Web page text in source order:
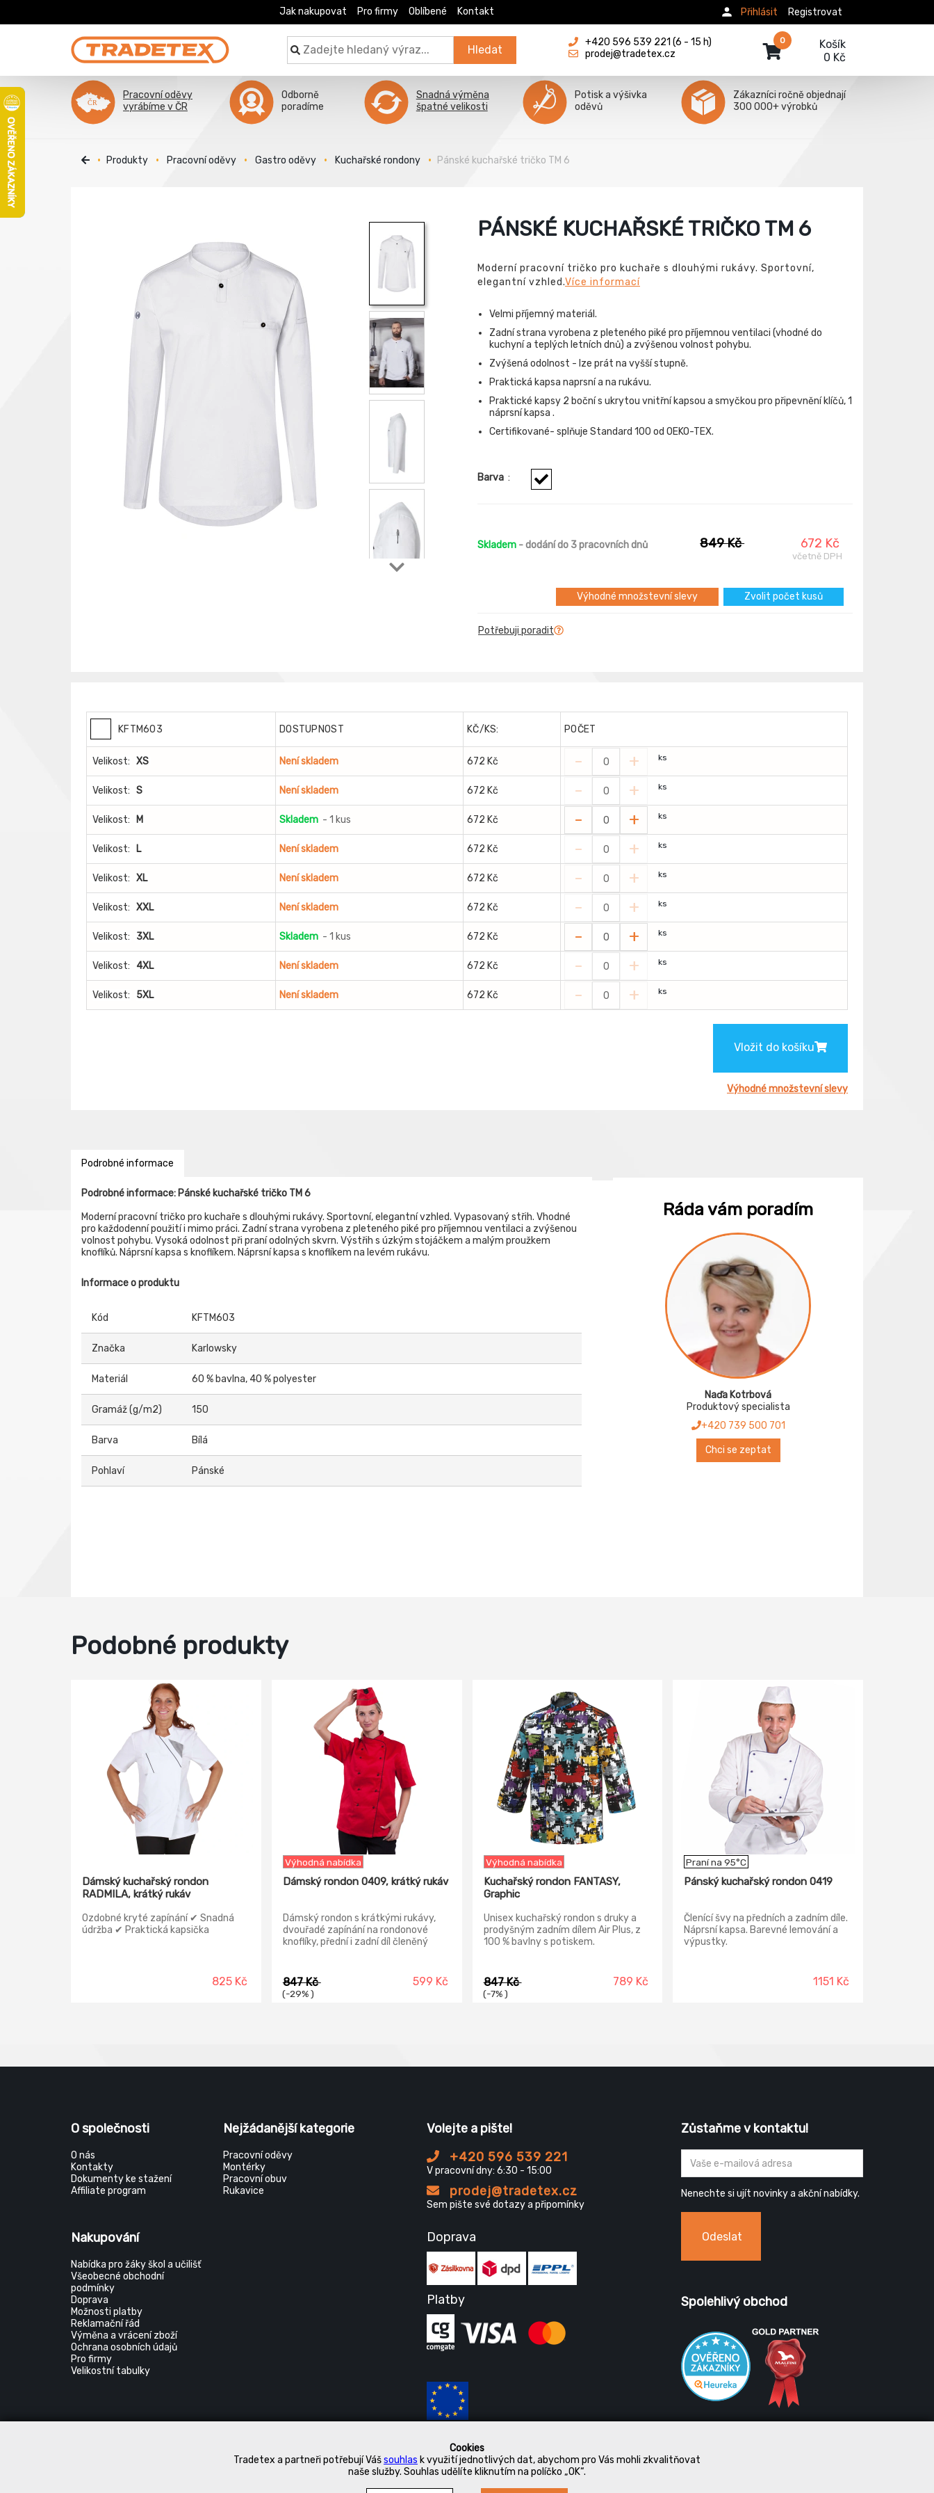
Cookies
Tradetex a partneři potřebují Vášsouhlas k využití jednotlivých dat, abychom pro Vás mohli zkvalitňovat
naše služby. Souhlas udělíte kliknutím na políčko „OK“.
Jak nakupovat Pro firmy Oblíbené Kontakt Registrovat
Přihlásit
Hledat
+420 596 539 221 (6 - 15 h)
prodej@tradetex.cz
Košík
0 Kč
0
Pracovní oděvy
vyrábíme v ČR
Odborně
poradíme
Snadná výměna
špatné velikosti
Potisk a výšivka
oděvů
Zákazníci ročně objednají
300 000+ výrobků
Produkty Pracovní oděvy Gastro oděvy Kuchařské rondony Pánské kuchařské tričko TM 6
PÁNSKÉ KUCHAŘSKÉ TRIČKO TM 6
Moderní pracovní tričko pro kuchaře s dlouhými rukávy. Sportovní,
elegantní vzhled.Více informací
Velmi příjemný materiál.
Zadní strana vyrobena z pleteného piké pro příjemnou ventilaci (vhodné do
kuchyní a teplých letních dnů) a zvýšenou volnost pohybu.
Zvýšená odolnost - lze prát na vyšší stupně.
Praktická kapsa naprsní a na rukávu.
Praktické kapsy 2 boční s ukrytou vnitřní kapsou a smyčkou pro připevnění klíčů, 1
náprsní kapsa .
Certifikované- splňuje Standard 100 od OEKO-TEX.
Barva :
Skladem - dodání do 3 pracovních dnů 849 Kč 672 Kč
včetně DPH
Výhodné množstevní slevy Zvolit počet kusů
Potřebuji poradit
KFTM603 DOSTUPNOST KČ/KS: POČET
Velikost: XS Není skladem 672 Kč - + ks
Velikost: S Není skladem 672 Kč - + ks
Velikost: M Skladem - 1 kus 672 Kč - + ks
Velikost: L Není skladem 672 Kč - + ks
Velikost: XL Není skladem 672 Kč - + ks
Velikost: XXL Není skladem 672 Kč - + ks
Velikost: 3XL Skladem - 1 kus 672 Kč - + ks
Velikost: 4XL Není skladem 672 Kč - + ks
Velikost: 5XL Není skladem 672 Kč - + ks
Vložit do košíku
Výhodné množstevní slevy
Podrobné informace
Podrobné informace: Pánské kuchařské tričko TM 6
Moderní pracovní tričko pro kuchaře s dlouhými rukávy. Sportovní, elegantní vzhled. Vypasovaný střih. Vhodné
pro každodenní použití i mimo práci. Zadní strana vyrobena z pleteného piké pro příjemnou ventilaci a zvýšenou
volnost pohybu. Vysoká odolnost při praní odolných skvrn. Výstřih s úzkým stojáčkem a malým proužkem
knoflíků. Náprsní kapsa s knoflíkem. Náprsní kapsa s knoflíkem na levém rukávu.
Informace o produktu
Kód KFTM603
Značka Karlowsky
Materiál 60 % bavlna, 40 % polyester
Gramáž (g/m2) 150
Barva Bílá
Pohlaví Pánské
Ráda vám poradím
Naďa Kotrbová
Produktový specialista
+420 739 500 701
Chci se zeptat
Podobné produkty
Dámský kuchařský rondon
RADMILA, krátký rukáv
Ozdobné kryté zapínání ✔ Snadná
údržba ✔ Praktická kapsička
825 Kč
Výhodná nabídka
Dámský rondon 0409, krátký rukáv
Dámský rondon s krátkými rukávy,
dvouřadé zapínání na rondonové
knoflíky, přední i zadní díl členěný
847 Kč
(-29% )
599 Kč
Výhodná nabídka
Kuchařský rondon FANTASY,
Graphic
Unisex kuchařský rondon s druky a
prodyšným zadním dílem Air Plus, z
100 % bavlny s potiskem.
847 Kč
(-7% )
789 Kč
Praní na 95°C
Pánský kuchařský rondon 0419
Členící švy na předních a zadním díle.
Náprsní kapsa. Barevné lemování a
výpustky.
1151 Kč
O společnosti
O nás
Kontakty
Dokumenty ke stažení
Affiliate program
Nakupování
Nabídka pro žáky škol a učilišť
Všeobecné obchodní
podmínky
Doprava
Možnosti platby
Reklamační řád
Výměna a vrácení zboží
Ochrana osobních údajů
Pro firmy
Velikostní tabulky
Nejžádanější kategorie
Pracovní oděvy
Montérky
Pracovní obuv
Rukavice
Volejte a pište!
+420 596 539 221
V pracovní dny: 6:30 - 15:00
prodej@tradetex.cz
Sem pište své dotazy a připomínky
Doprava
Platby
Zůstaňme v kontaktu!
Nenechte si ujít novinky a akční nabídky.
Odeslat
Spolehlivý obchod